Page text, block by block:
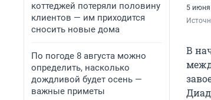
коттеджей потеряли половину
клиентов — им приходится
сносить новые дома
По погоде 8 августа можно
определить, насколько
дождливой будет осень —
важные приметы
5 июня
В